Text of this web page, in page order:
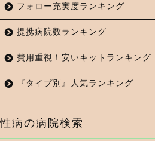
フォロー充実度ランキング
提携病院数ランキング
費用重視！安いキットランキング
『タイプ別』人気ランキング
性病の病院検索